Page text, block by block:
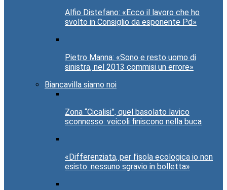
Alfio Distefano: «Ecco il lavoro che ho
svolto in Consiglio da esponente Pd»
Pietro Manna: «Sono e resto uomo di
sinistra, nel 2013 commisi un errore»
Biancavilla siamo noi
Zona “Cicalisi”, quel basolato lavico
sconnesso: veicoli finiscono nella buca
«Differenziata, per l’isola ecologica io non
esisto: nessuno sgravio in bolletta»